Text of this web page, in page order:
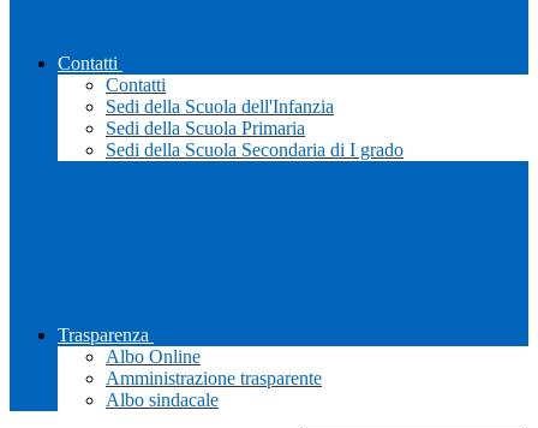
Contatti
Contatti
Sedi della Scuola dell'Infanzia
Sedi della Scuola Primaria
Sedi della Scuola Secondaria di I grado
Trasparenza
Albo Online
Amministrazione trasparente
Albo sindacale